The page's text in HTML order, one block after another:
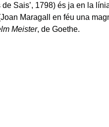
de Sais’, 1798) és ja en la
Maragall en féu una
Meister, de Goethe.